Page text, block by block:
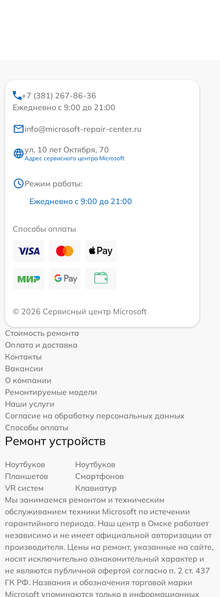
+7 (381) 267-86-36
Ежедневно с 9:00 до 21:00
info@microsoft-repair-center.ru
ул. 10 лет Октября, 70
Адрес сервисного центра Microsoft
Режим работы:
Ежедневно с 9:00 до 21:00
Способы оплаты
© 2026 Сервисный центр Microsoft
Стоимость ремонта
Оплата и доставка
Контакты
Вакансии
О компании
Ремонтируемые модели
Наши услуги
Согласие на обработку персональных данных
Способы оплаты
Ремонт устройств
Ноутбуков
Ноутбуков
Планшетов
Смартфонов
VR систем
Клавиатур
Мы занимаемся ремонтом и техническим
обслуживанием техники Microsoft по истечении
гарантийного периода. Наш центр в Омске работает
независимо и не имеет официальной авторизации от
производителя. Цены на ремонт, указанные на сайте,
носят исключительно ознакомительный характер и
не являются публичной офертой согласно п. 2 ст. 437
ГК РФ. Названия и обозначения торговой марки
Microsoft упоминаются только в информационных